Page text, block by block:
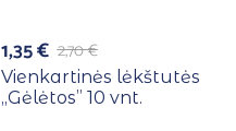
2,70€
1,35€
Vienkartinės lėkštutės
,,Gėlėtos” 10 vnt.